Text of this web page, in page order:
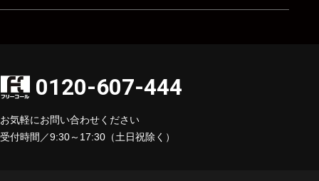
0120-607-444
お気軽にお問い合わせください
受付時間／9:30～17:30（土日祝除く）